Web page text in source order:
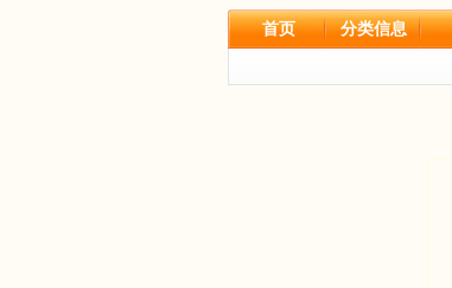
首页 分类信息